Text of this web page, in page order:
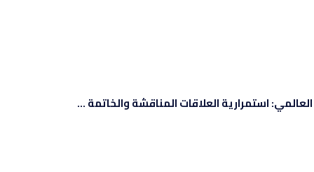
استمرارية العلاقات المناقشة والخاتمة ...